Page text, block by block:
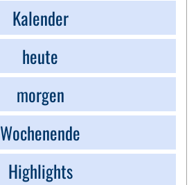
Kalender
heute
morgen
Wochenende
Highlights